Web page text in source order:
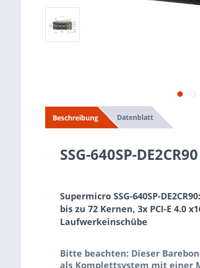
Beschreibung Datenblatt
SSG-640SP-
Supermicro SSG-640SP-
bis zu 72 Kernen, 3x PCI-E 4.0
Laufwerkeinschübe
Bitte beachten: Dieser
als Komplettsystem mit einer